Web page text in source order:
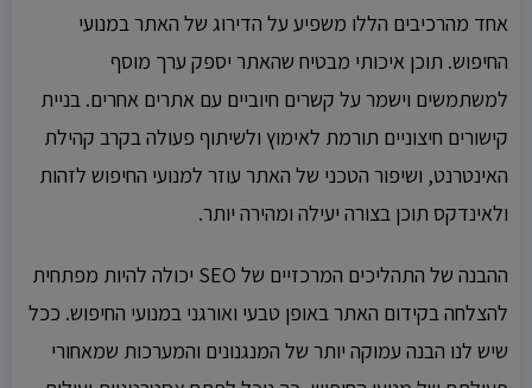
אחד מהרכיבים הללו משפיע על הדירוג של האתר במנועי
החיפוש. תוכן איכותי מבטיח שהאתר יספק ערך מוסף
למשתמשים וישמר על קשרים חיוביים עם אתרים אחרים. בניית
קישורים חיצוניים תורמת לאימוץ ולשיתוף פעולה בקרב קהילת
האינטרנט, ושיפור הטכני של האתר עוזר למנועי החיפוש לזהות
ולאינדקס תוכן בצורה יעילה ומהירה יותר.
ההבנה של התהליכים המרכזיים של SEO יכולה להיות מפתחית
להצלחה בקידום האתר באופן טבעי ואורגני במנועי החיפוש. ככל
שיש לנו הבנה עמוקה יותר של המנגנונים והמערכות שמאחורי